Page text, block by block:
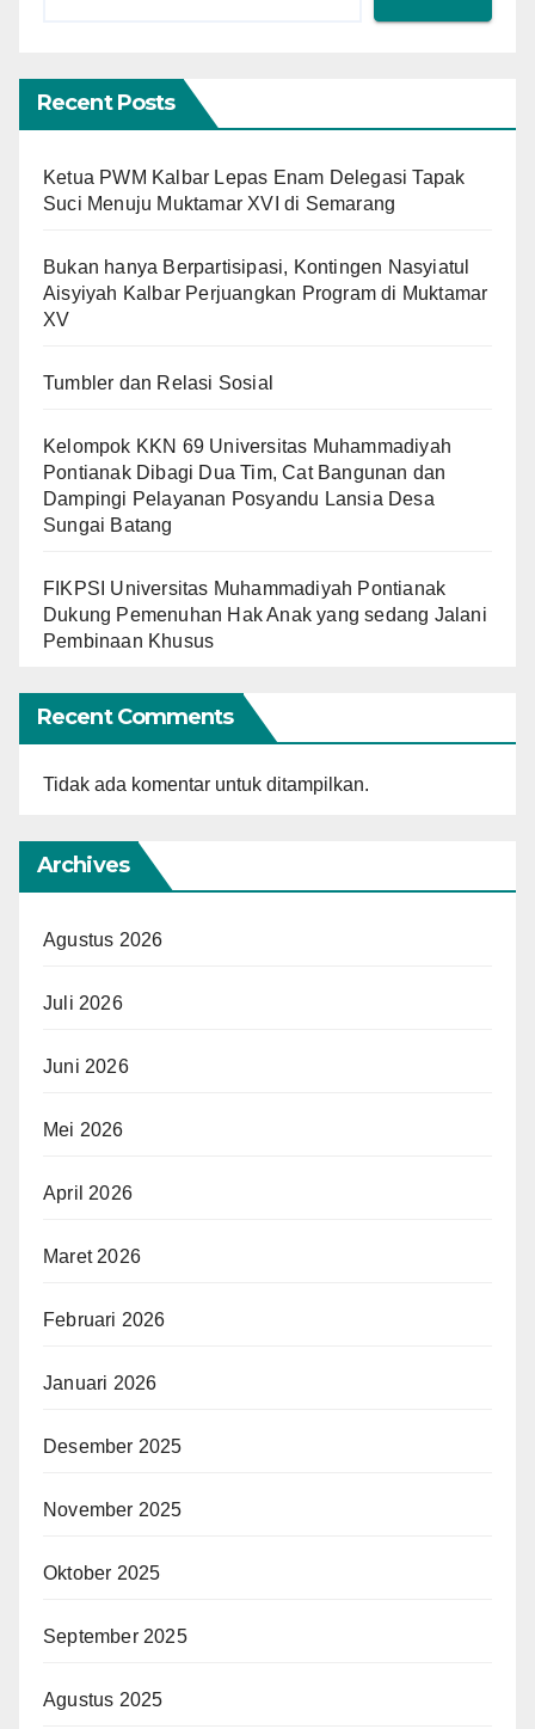
Recent Posts
Ketua PWM Kalbar Lepas Enam Delegasi Tapak
Suci Menuju Muktamar XVI di Semarang
Bukan hanya Berpartisipasi, Kontingen Nasyiatul
Aisyiyah Kalbar Perjuangkan Program di Muktamar
XV
Tumbler dan Relasi Sosial
Kelompok KKN 69 Universitas Muhammadiyah
Pontianak Dibagi Dua Tim, Cat Bangunan dan
Dampingi Pelayanan Posyandu Lansia Desa
Sungai Batang
FIKPSI Universitas Muhammadiyah Pontianak
Dukung Pemenuhan Hak Anak yang sedang Jalani
Pembinaan Khusus
Recent Comments
Tidak ada komentar untuk ditampilkan.
Archives
Agustus 2026
Juli 2026
Juni 2026
Mei 2026
April 2026
Maret 2026
Februari 2026
Januari 2026
Desember 2025
November 2025
Oktober 2025
September 2025
Agustus 2025